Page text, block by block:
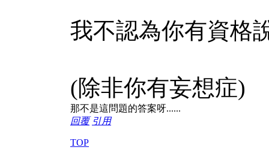
我不認為你有資格
(除非你有妄想症)
那不是這問題的答案呀......
回覆 引用
TOP